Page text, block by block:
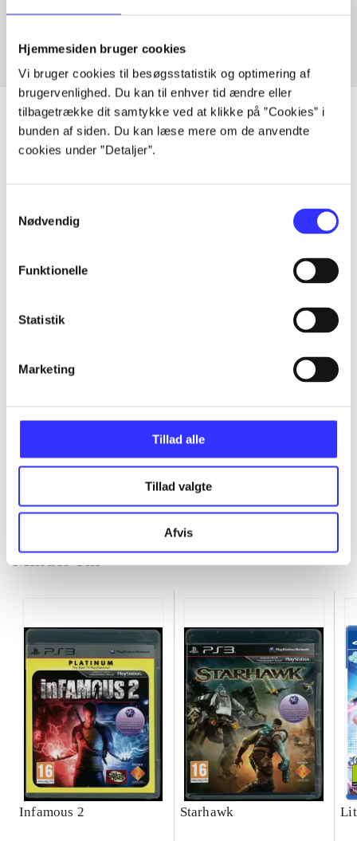
Hjemmesiden bruger cookies
Vi bruger cookies til besøgsstatistik og optimering af
brugervenlighed. Du kan til enhver tid ændre eller
tilbagetrække dit samtykke ved at klikke på ”Cookies” i
bunden af siden. Du kan læse mere om de anvendte
cookies under ”Detaljer”.
Nødvendig
Funktionelle
Statistik
Marketing
Tillad alle
Tillad valgte
Afvis
Minder om
Infamous 2 Starhawk